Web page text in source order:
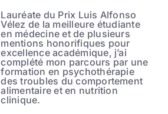
Lauréate du Prix Luis Alfonso
Vélez de la meilleure étudiante
en médecine et de plusieurs
mentions honorifiques pour
excellence académique, j’ai
complété mon parcours par une
formation en psychothérapie
des troubles du comportement
alimentaire et en nutrition
clinique.